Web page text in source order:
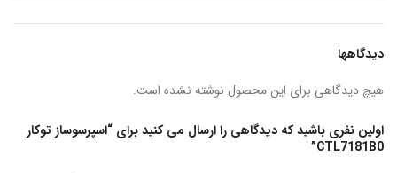
دیدگاهها
هیچ دیدگاهی برای این محصول نوشته نشده است.
اولین نفری باشید که دیدگاهی را ارسال می کنید برای “اسپرسوساز توکار
CTL7181B0”